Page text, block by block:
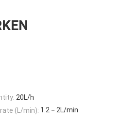
20L/h
(L/min): 1.2－2L/min